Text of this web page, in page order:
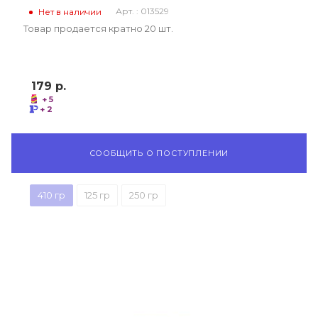
Нет в наличии Арт. : 013529
Товар продается кратно 20 шт.
179 р.
+ 5
+ 2
СООБЩИТЬ О ПОСТУПЛЕНИИ
410 гр 125 гр 250 гр